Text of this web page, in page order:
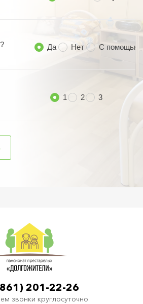
201-22-26
звонки круглосуточно